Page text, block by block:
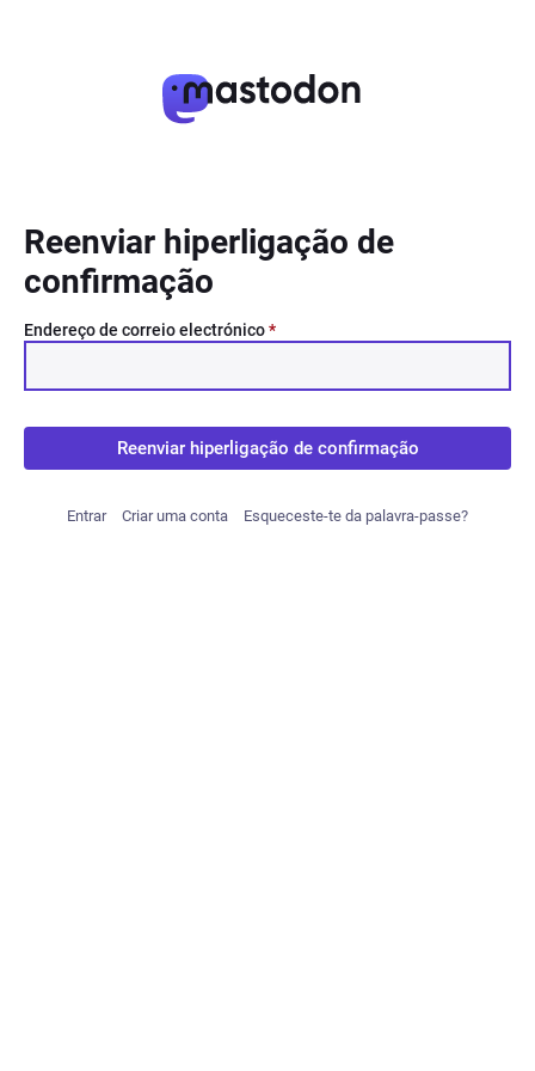
Reenviar hiperligação de
confirmação
Endereço de correio electrónico*
Reenviar hiperligação de confirmação
Entrar Criar uma conta Esqueceste-te da palavra-passe?